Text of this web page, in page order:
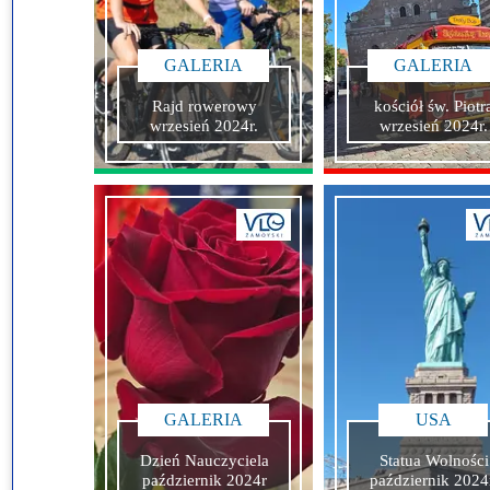
USA
Statua Wolności
październik
GALERIA
kościół św.
wrzesień 2024r.
GALERIA
Dzień Nauczyciela
październik 2024r
GALERIA
Rajd rowerowy
wrzesień 2024r.
Biblioteka szkolna
Pedagog i Psycholog
mLegitymacja
Konkursy, wykłady
Doradca Zawodowy
Gabinet PZiPP
Wyszukiwarka uczelni
Przerwy szkolne